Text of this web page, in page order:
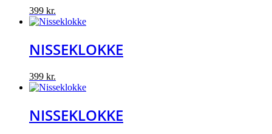
399 kr.
NISSEKLOKKE
399 kr.
NISSEKLOKKE